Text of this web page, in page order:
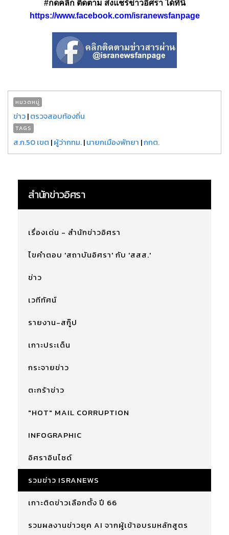
#กดคลิก ติดตาม ส่งแชร์ข่าวอิศรา ได้ที่นี่
https://www.facebook.com/isranewsfanpage
หมวดหมู่
ข่าว|ตรวจสอบท้องถิ่น
TAGS
ส.ก.50 เขต |ผู้ว่ากทม.|นายกเมืองพัทยา |กกต.
สำนักข่าวอิศรา
เรื่องเด่น - สำนักข่าวอิศรา
ไขคำตอบ 'สถาบันอิศรา' กับ 'สสส.'
ข่าว
เวทีทัศน์
รายงาน-สกู๊ป
เกาะประเด็น
กระจายข่าว
ตะกร้าข่าว
"HOT" MAIL CORRUPTION
INFOGRAPHIC
อิศราอินไซด์
รวมข่าว ISRANEWS
เกาะติดข่าวเลือกตั้ง ปี 66
รวมผลงานข่าวยุค AI จากผู้เข้าอบรมหลักสูตร